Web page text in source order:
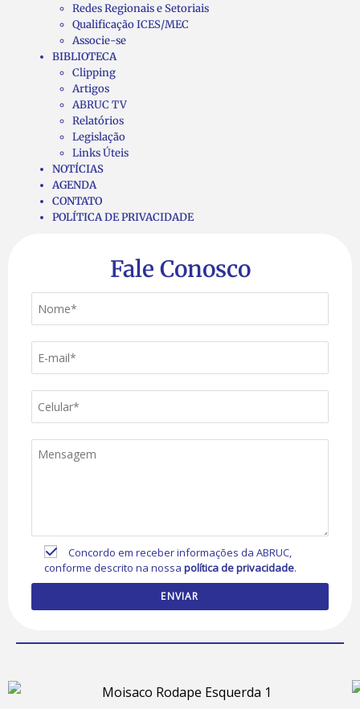
Redes Regionais e Setoriais
Qualificação ICES/MEC
Associe-se
BIBLIOTECA
Clipping
Artigos
ABRUC TV
Relatórios
Legislação
Links Úteis
NOTÍCIAS
AGENDA
CONTATO
POLÍTICA DE PRIVACIDADE
Fale Conosco
Concordo em receber informações da ABRUC,
conforme descrito na nossapolítica de privacidade.